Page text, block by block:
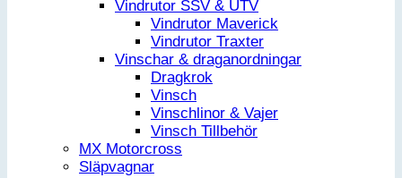
Vindrutor SSV & UTV
Vindrutor Maverick
Vindrutor Traxter
Vinschar & draganordningar
Dragkrok
Vinsch
Vinschlinor & Vajer
Vinsch Tillbehör
MX Motorcross
Släpvagnar